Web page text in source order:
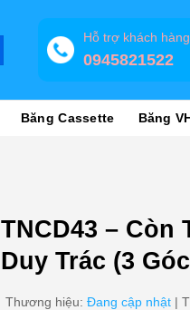
Hỗ trợ khách hàng
0945821522
Băng Cassette Băng
TNCD43 –
Duy Trác (3
Thương hiệu: Đang cập nhật |